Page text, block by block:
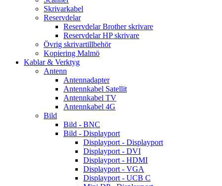
Skrivarkabel
Reservdelar
Reservdelar Brother skrivare
Reservdelar HP skrivare
Övrig skrivartillbehör
Kopiering Malmö
Kablar & Verktyg
Antenn
Antennadapter
Antennkabel Satellit
Antennkabel TV
Antennkabel 4G
Bild
Bild - BNC
Bild - Displayport
Displayport - Displayport
Displayport - DVI
Displayport - HDMI
Displayport - VGA
Displayport - UCB C